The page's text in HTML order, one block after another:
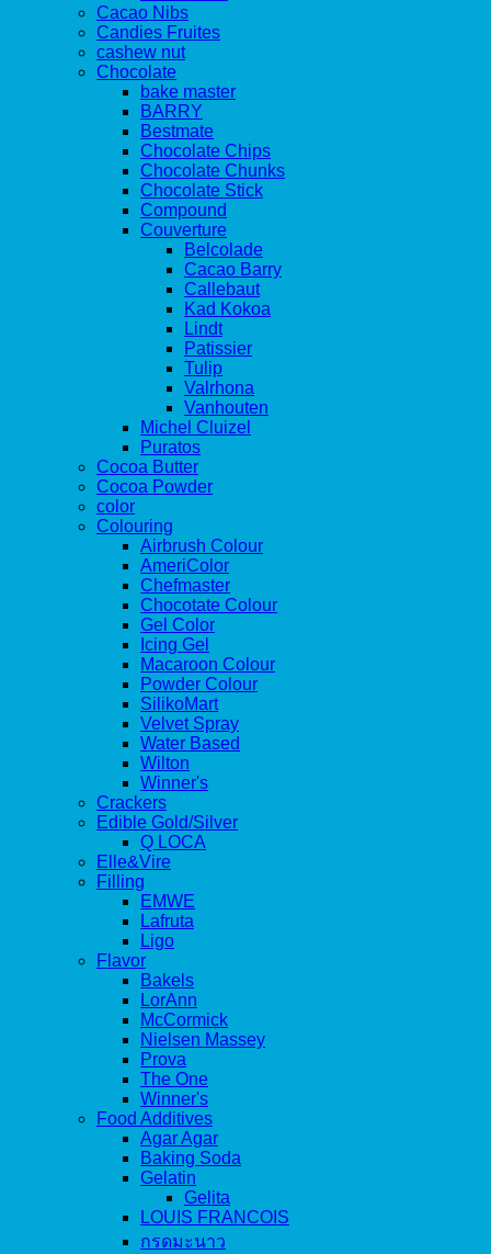
Cacao Nibs
Candies Fruites
cashew nut
Chocolate
bake master
BARRY
Bestmate
Chocolate Chips
Chocolate Chunks
Chocolate Stick
Compound
Couverture
Belcolade
Cacao Barry
Callebaut
Kad Kokoa
Lindt
Patissier
Tulip
Valrhona
Vanhouten
Michel Cluizel
Puratos
Cocoa Butter
Cocoa Powder
color
Colouring
Airbrush Colour
AmeriColor
Chefmaster
Chocotate Colour
Gel Color
Icing Gel
Macaroon Colour
Powder Colour
SilikoMart
Velvet Spray
Water Based
Wilton
Winner's
Crackers
Edible Gold/Silver
Q LOCA
Elle&Vire
Filling
EMWE
Lafruta
Ligo
Flavor
Bakels
LorAnn
McCormick
Nielsen Massey
Prova
The One
Winner's
Food Additives
Agar Agar
Baking Soda
Gelatin
Gelita
LOUIS FRANCOIS
กรดมะนาว